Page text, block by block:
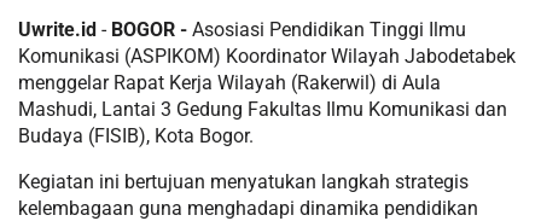
Uwrite.id - BOGOR - Asosiasi Pendidikan Tinggi Ilmu
Komunikasi (ASPIKOM) Koordinator Wilayah Jabodetabek
menggelar Rapat Kerja Wilayah (Rakerwil) di Aula
Mashudi, Lantai 3 Gedung Fakultas Ilmu Komunikasi dan
Budaya (FISIB), Kota Bogor.
Kegiatan ini bertujuan menyatukan langkah strategis
kelembagaan guna menghadapi dinamika pendidikan